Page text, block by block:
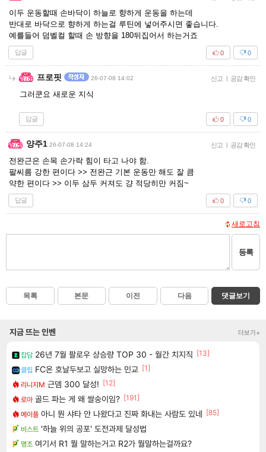
이두 운동할때 손바닥이 하늘로 향하게 운동을 하는데
반대로 바닥으로 향하게 하는걸 루틴에 넣어주시면 좋습니다.
예를들어 덤벨컬 할때 손 방향을 180뒤집어서 하는거죠
답글 0
0
프로핏 26-07-08 14:02 신고 | 공감 확인
그러쿤요 새로운 지식
답글 0
0
양주1 26-07-08 14:24 신고 | 공감 확인
전완근은 손목 손가락 힘이 타고 나야 함.
팔씨름 강한 편이다 >> 전완근 기본 운동만 해도 잘 큼
약한 편이다 >> 이두 삼두 커져도 걍 적당히만 커짐~
답글 0
0
새로고침
등록
목록 본문 이전 다음 댓글보기
지금 뜨는 인벤 더보기+
잡담 26년 7월 팔로우 상승량 TOP 30 - 월간 치지직 [13]
클립 FC온 호날두보고 실망하는 민교 [1]
리니지M 근뎀 300 달성! [12]
로아 골드 파는 게 왜 쌀숭이임? [191]
메이플 아니 뭔 샤타 안 나왔다고 진짜 화내는 사람도 있네 [85]
비스트 '하늘 위의 공포' 도전과제 달성법
명조 여기서 R1 뭘 말하는거고 R2가 뭘말하는걸까요?